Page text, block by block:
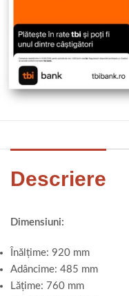
Descriere
Dimensiuni:
Înălțime: 920 mm
Adâncime: 485 mm
Lățime: 760 mm